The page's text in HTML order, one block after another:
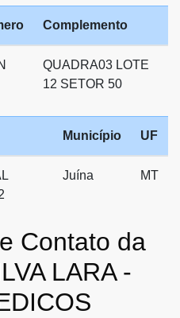
Complemento
QUADRA03 LOTE
12 SETOR 50
Município UF
Juína MT
Contato da
LARA -